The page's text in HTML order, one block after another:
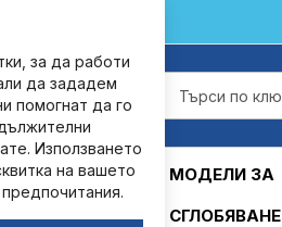
35 885
СПИСАНИЯ
МОДЕЛИ ЗА
СГЛОБЯВАНЕ
за да работи
да зададем
помогнат да го
Използването
на вашето